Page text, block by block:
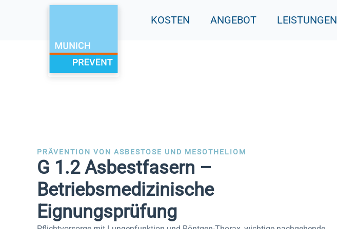
KOSTEN ANGEBOT LEISTUNGEN
PRÄVENTION VON ASBESTOSE UND MESOTHELIOM
G 1.2 Asbestfasern –
Betriebsmedizinische
Eignungsprüfung